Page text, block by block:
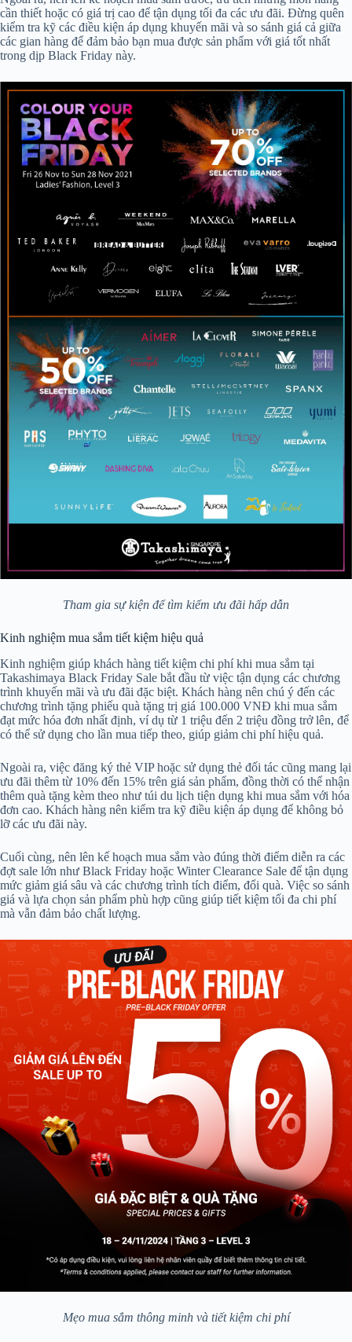
cần thiết hoặc có giá trị cao để tận dụng tối đa các ưu đãi. Đừng quên
kiểm tra kỹ các điều kiện áp dụng khuyến mãi và so sánh giá cả giữa
các gian hàng để đảm bảo bạn mua được sản phẩm với giá tốt nhất
trong dịp Black Friday này.
Tham gia sự kiện để tìm kiếm ưu đãi hấp dẫn
Kinh nghiệm mua sắm tiết kiệm hiệu quả
Kinh nghiệm giúp khách hàng tiết kiệm chi phí khi mua sắm tại
Takashimaya Black Friday Sale bắt đầu từ việc tận dụng các chương
trình khuyến mãi và ưu đãi đặc biệt. Khách hàng nên chú ý đến các
chương trình tặng phiếu quà tặng trị giá 100.000 VNĐ khi mua sắm
đạt mức hóa đơn nhất định, ví dụ từ 1 triệu đến 2 triệu đồng trở lên, để
có thể sử dụng cho lần mua tiếp theo, giúp giảm chi phí hiệu quả.
Ngoài ra, việc đăng ký thẻ VIP hoặc sử dụng thẻ đối tác cũng mang lại
ưu đãi thêm từ 10% đến 15% trên giá sản phẩm, đồng thời có thể nhận
thêm quà tặng kèm theo như túi du lịch tiện dụng khi mua sắm với hóa
đơn cao. Khách hàng nên kiểm tra kỹ điều kiện áp dụng để không bỏ
lỡ các ưu đãi này.
Cuối cùng, nên lên kế hoạch mua sắm vào đúng thời điểm diễn ra các
đợt sale lớn như Black Friday hoặc Winter Clearance Sale để tận dụng
mức giảm giá sâu và các chương trình tích điểm, đổi quà. Việc so sánh
giá và lựa chọn sản phẩm phù hợp cũng giúp tiết kiệm tối đa chi phí
mà vẫn đảm bảo chất lượng.
Mẹo mua sắm thông minh và tiết kiệm chi phí